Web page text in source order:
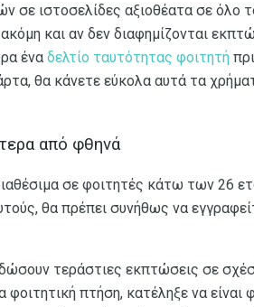
σε ιστοσελίδες αξιοθέατα σε όλο
και αν δεν διαφημίζονται
ένα δελτίο ταυτότητας φοιτητή
θα κάνετε εύκολα αυτά τα
από φθηνά
σε φοιτητές κάτω των 26
θα πρέπει συνήθως να
τεράστιες εκπτώσεις σε
πτήση, κατέληξε να είναι